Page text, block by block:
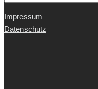
Impressum
Datenschutz